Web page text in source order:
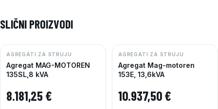
SLIČNI PROIZVODI
AGREGATI ZA STRUJU
Agregat MAG-MOTOREN
135SL,8 kVA
8.181,25 €
AGREGATI ZA STRUJU
Agregat Mag-motoren
153E, 13,6kVA
10.937,50€